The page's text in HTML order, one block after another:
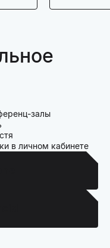
залы
в личном кабинете